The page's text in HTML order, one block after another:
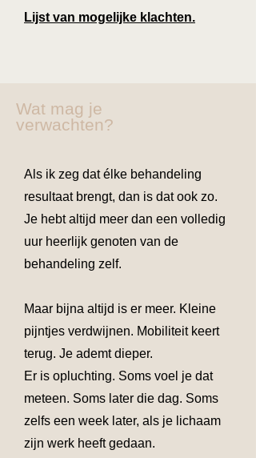
Lijst van mogelijke klachten.
Wat mag je
verwachten?
Als ik zeg dat élke behandeling
resultaat brengt, dan is dat ook zo.
Je hebt altijd meer dan een volledig
uur heerlijk genoten van de
behandeling zelf.
Maar bijna altijd is er meer. Kleine
pijntjes verdwijnen. Mobiliteit keert
terug. Je ademt dieper.
Er is opluchting. Soms voel je dat
meteen. Soms later die dag. Soms
zelfs een week later, als je lichaam
zijn werk heeft gedaan.